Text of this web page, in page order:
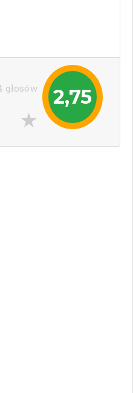
2,75
głosów